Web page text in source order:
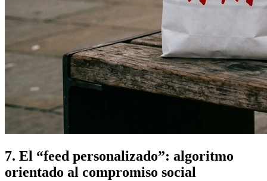
7. El “feed personalizado”: algoritmo
orientado al compromiso social